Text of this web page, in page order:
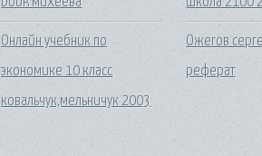
Онлайн учебник по
экономике 10 класс
ковальчук,мельничук 2003
Ожегов
реферат